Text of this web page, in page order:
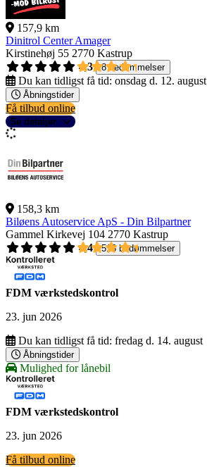
157,9 km
Dinitrol Center Amager
Kirstinehøj 55 2770 Kastrup
4,3
8 bedømmelser
Du kan tidligst få tid: onsdag d. 12. august
Åbningstider
Få tilbud online
Se detaljer
158,3 km
Biløens Autoservice ApS - Din Bilpartner
Gammel Kirkevej 104 2770 Kastrup
4,4
516 bedømmelser
FDM værkstedskontrol
23. jun 2026
Du kan tidligst få tid: fredag d. 14. august
Åbningstider
Mulighed for lånebil
FDM værkstedskontrol
23. jun 2026
Få tilbud online